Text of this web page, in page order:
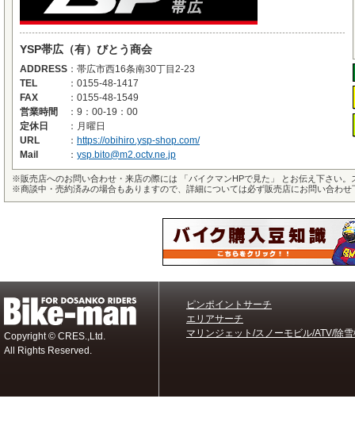
YSP帯広（有）びとう商会
ADDRESS ： 帯広市西16条南30丁目2-23
TEL
： 0155-48-1417
FAX
： 0155-48-1549
営業時間
： 9：00-19：00
定休日
： 月曜日
URL
： https://obihiro.ysp-shop.com/
Mail
： ysp.bito@m2.octv.ne.jp
※販売店へのお問い合わせ・来店の際には 「バイクマンHPで見た」 とお伝え下さい
※商談中・売約済みの場合もありますので、詳細については必ず販売店にお問い合わせ
Copyright © CRES.,Ltd.
All Rights Reserved.
ピンポイントサーチ
エリアサーチ
マリンジェット/スノーモビル/ATV/除